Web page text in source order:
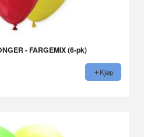
- FARGEMIX (6-pk)
Kjøp